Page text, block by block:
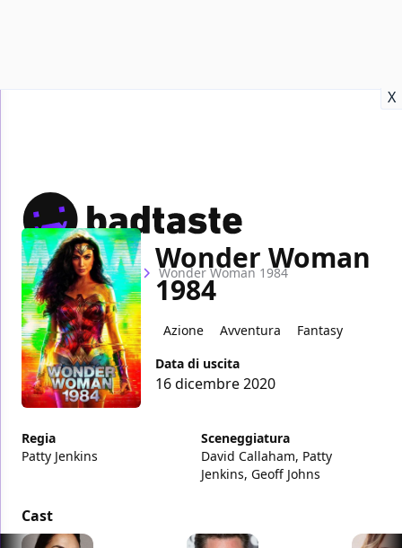
X
Home Film Wonder Woman 1984
Wonder Woman
1984
Azione Avventura
Fantasy
Data di uscita
16 dicembre 2020
Regia
Patty Jenkins
Sceneggiatura
David Callaham, Patty
Jenkins, Geoff Johns
Cast